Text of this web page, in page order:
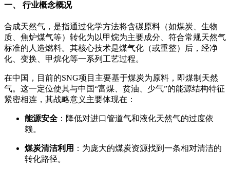
一、 行业概念概况
合成天然气，是指通过化学方法将含碳原料（如煤炭、生物
质、焦炉煤气等）转化为以甲烷为主要成分、符合常规天然气
标准的人造燃料。其核心技术是煤气化（或重整）后，经净
化、变换、甲烷化等一系列工艺过程。
在中国，目前的SNG项目主要基于煤炭为原料，即煤制天然
气。这一定位使其与中国“富煤、贫油、少气”的能源结构特征
紧密相连，其战略意义主要体现在：
能源安全 ：降低对进口管道气和液化天然气的过度依
赖。
煤炭清洁利用 ：为庞大的煤炭资源找到一条相对清洁的
转化路径。